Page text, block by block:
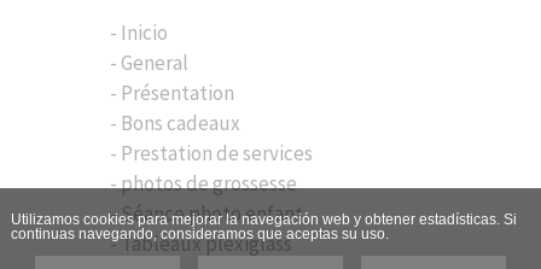
- Inicio
- General
- Présentation
- Bons cadeaux
- Prestation de services
- photos de grossesse
- Séance photo enfant
- Tableaux plexiglass
Utilizamos cookies para mejorar la navegación web y obtener estadísticas. Si
continuas navegando, consideramos que aceptas su uso.